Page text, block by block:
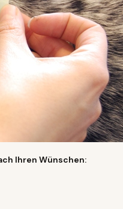
Ihren Wünschen: